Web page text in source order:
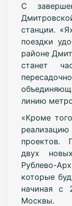
С
станции.
поездки
районе
станет
линию
«Кроме
проектов.
двух
Рублево-
которые
начиная с
Москвы.